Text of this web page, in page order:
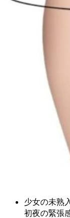
少女の未熟
初夜の緊張